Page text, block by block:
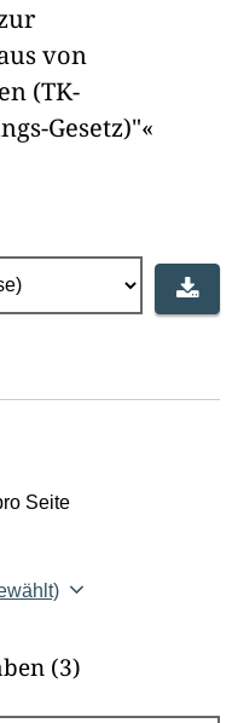
von
(TK-
Gesetz)"«
Seite
(3)